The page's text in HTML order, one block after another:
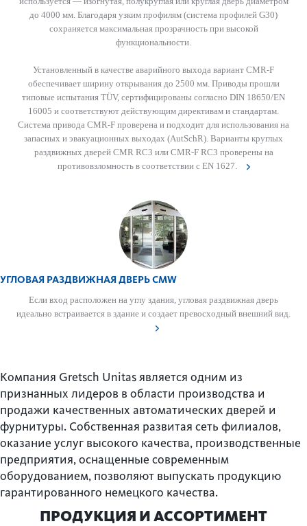
до 4000 мм. Благодаря узким профилям (система профилей G30)
сохраняется максимальная прозрачность при высокой
функциональности.
Установленный в качестве аварийного выхода вариант CMR-F
обеспечивает ширину открывания до 2500 мм. Приводы прошли
типовые испытания TÜV, сертифицированы согласно DIN 18650/EN
16005 и соответствуют действующим директивам и стандартам.
Система привода CMR-F проверена и подходит для использования на
запасных и эвакуационных выходах (AutSchR). Варианты круглых
раздвижных дверей CMR RC3 или CMR-F RC3 проверены на
противовзломность в соответствии с EN 1627.
УГЛОВАЯ РАЗДВИЖНАЯ ДВЕРЬ CMW
Если вход распол­ожен на углу здания, угловая раз­д­вижная дверь
идеально встраивается в здание и создает превосходный внешний вид.
Компания Gretsch Unitas является одним из
признанных лидеров в области производства и
продажи качественных автоматических дверей и
фурнитуры. Собственная развитая сеть филиалов,
оказание услуг высокого качества, производственные
предприятия, оснащенные современным
оборудованием, позволяют выпускать продукцию
гарантированного немецкого качества.
ПРОДУКЦИЯ И АССОРТИМЕНТ